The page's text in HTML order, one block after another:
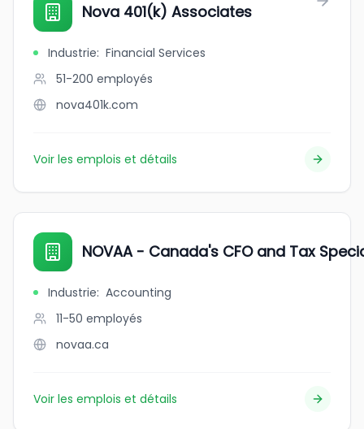
Nova 401(k) Associates
Industrie: Financial Services
51-200 employés
nova401k.com
Voir les emplois et détails
NOVAA - Canada's CFO and Tax
Industrie: Accounting
11-50 employés
novaa.ca
Voir les emplois et détails